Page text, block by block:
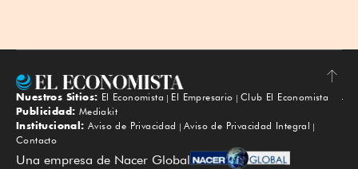
Subir
Nuestros Sitios: El Economista El Empresario
Club El Economista
Publicidad: Mediakit
Institucional: Aviso de Privacidad
Aviso de Privacidad Integral
Contacto
Una empresa de Nacer Global